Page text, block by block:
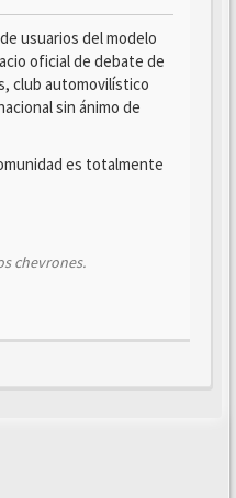
usuarios del modelo
oficial de debate de
club automovilístico
sin ánimo de
es totalmente
chevrones.